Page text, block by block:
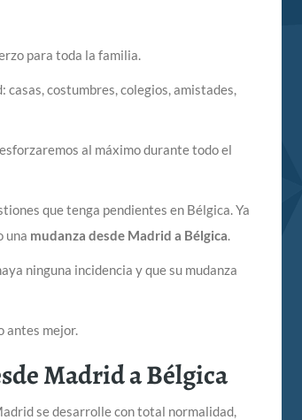
para toda la familia.
costumbres, colegios, amistades,
al máximo durante todo el
que tenga pendientes en Bélgica. Ya
una mudanza desde Madrid a Bélgica.
ninguna incidencia y que su mudanza
antes mejor.
Madrid a Bélgica
se desarrolle con total normalidad,